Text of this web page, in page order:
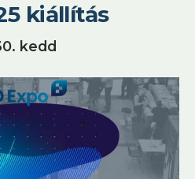
kiállítás
kedd